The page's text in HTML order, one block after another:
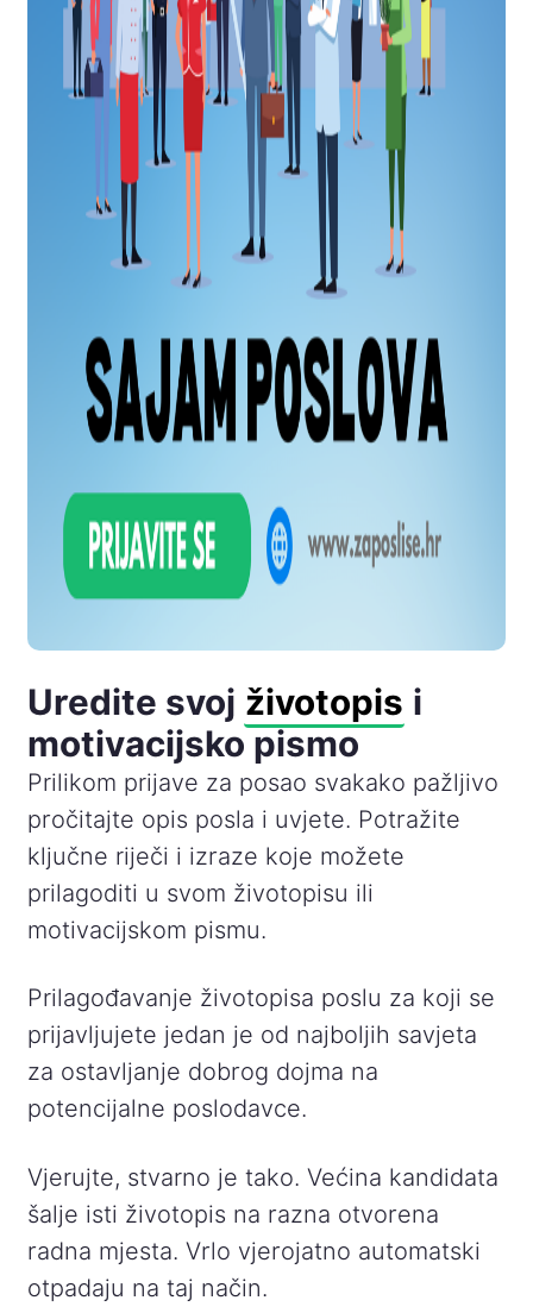
Uredite svoj životopis i
motivacijsko pismo
Prilikom prijave za posao svakako pažljivo
pročitajte opis posla i uvjete. Potražite
ključne riječi i izraze koje možete
prilagoditi u svom životopisu ili
motivacijskom pismu.
Prilagođavanje životopisa poslu za koji se
prijavljujete jedan je od najboljih savjeta
za ostavljanje dobrog dojma na
potencijalne poslodavce.
Vjerujte, stvarno je tako. Većina kandidata
šalje isti životopis na razna otvorena
radna mjesta. Vrlo vjerojatno automatski
otpadaju na taj način.